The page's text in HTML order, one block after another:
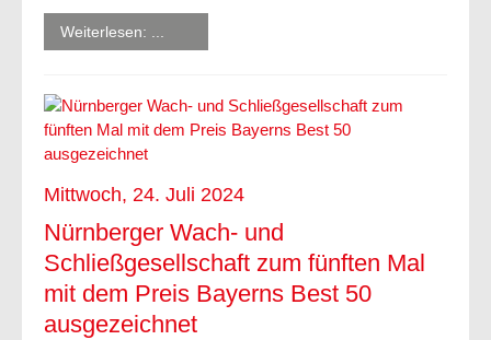
Weiterlesen: ...
Mittwoch, 24. Juli 2024
Nürnberger Wach- und
Schließgesellschaft zum fünften Mal
mit dem Preis Bayerns Best 50
ausgezeichnet